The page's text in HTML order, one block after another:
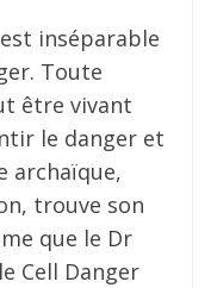
inséparable
Toute
être vivant
le danger et
archaïque,
trouve son
que le Dr
Cell Danger